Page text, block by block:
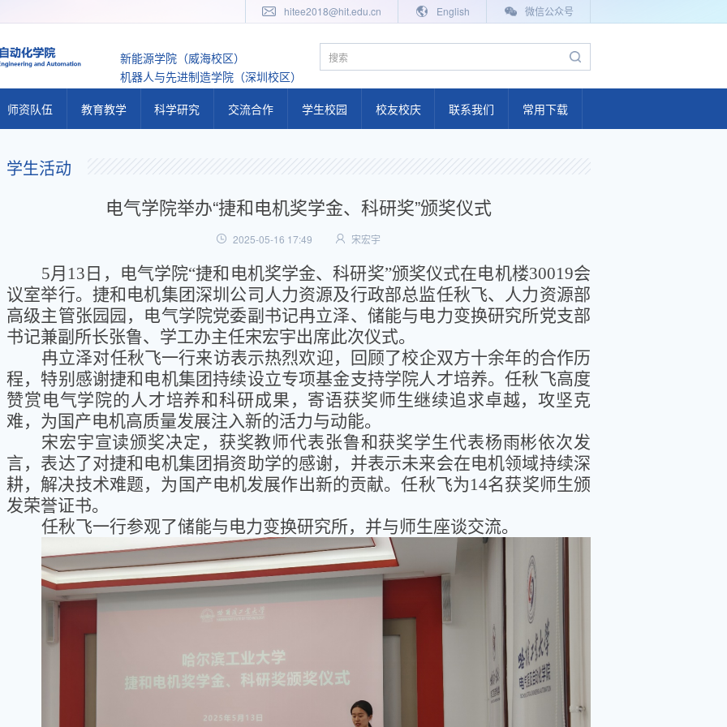
hitee2018@hit.edu.cn English 微信公众号
新能源学院（威海校区）
机器人与先进制造学院（深圳校区）
师资队伍
任教师队伍
教育教学
教学公告
研究生教学
教学基地
人才培养体系
人才培养特色
科学研究
科研动态
科研公告
二级学科
研究方向
交流合作 学生校园
学工队伍
工作体系
学生活动
校友校庆
校友联络
学院校友会
校友活动
校友返校
毕业影像
联系我们 常用下载
学生活动
电气学院举办“捷和电机奖学金、科研奖”颁奖仪式
2025-05-16 17:49 宋宏宇
5月13日，电气学院“捷和电机奖学金、科研奖”颁奖仪式在电机楼30019会
议室举行。捷和电机集团深圳公司人力资源及行政部总监任秋飞、人力资源部
高级主管张园园，电气学院党委副书记冉立泽、储能与电力变换研究所党支部
书记兼副所长张鲁、学工办主任宋宏宇出席此次仪式。
冉立泽对任秋飞一行来访表示热烈欢迎，
回顾了校企双方十余年的合作历
程，特别感谢捷和电机集团持续设立专项基金支持学院人才培养。任秋飞高度
赞赏电气学院的人才培养和科研成果，寄语获奖师生继续追求卓越，攻坚克
难，为国产电机高质量发展注入新的活力与动能。
宋宏宇宣读颁奖决定，获奖教师代表张鲁和获奖学生代表杨雨彬依次发
言，表达了对捷和电机集团捐资助学的感谢，并表示未来会在电机领域持续深
耕，解决技术难题，为国产电机发展作出新的贡献。任秋飞为14名获奖师生颁
发荣誉证书。
任秋飞一行参观了储能与电力变换研究所，并与师生座谈交流。